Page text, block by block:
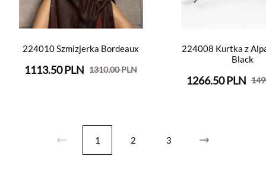
224010 Szmizjerka Bordeaux
1113.50 PLN 1310.00 PLN
224008 Kurtka z
Black
1266.50 PLN
1 2 3